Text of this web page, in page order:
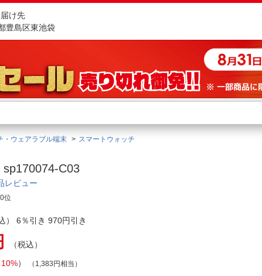
け先
豊島区東池袋
がす
からさがす
からさがす
ポート
問・お問合せ
店舗サービス
ネット取り置き
・ウェアラブル端末 スマートウォッチ
C03
レビュー
位
） 6％引き 970円引き
（税込）
10%） （1,383円相当）